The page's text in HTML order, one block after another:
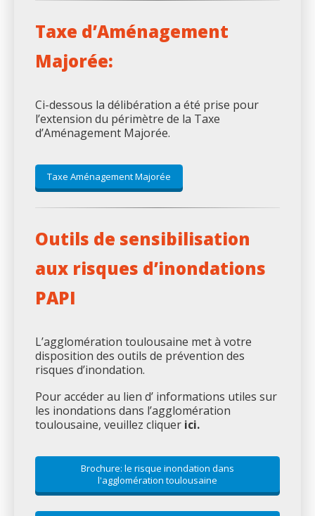
Taxe d’Aménagement
Majorée:
Ci-dessous la délibération a été prise pour
l’extension du périmètre de la Taxe
d’Aménagement Majorée.
Taxe Aménagement Majorée
Outils de sensibilisation
aux risques d’inondations
PAPI
L’agglomération toulousaine met à votre
disposition des outils de prévention des
risques d’inondation.
Pour accéder au lien d’ informations utiles sur
les inondations dans l’agglomération
toulousaine, veuillez cliquer ici.
Brochure: le risque inondation dans
l'agglomération toulousaine